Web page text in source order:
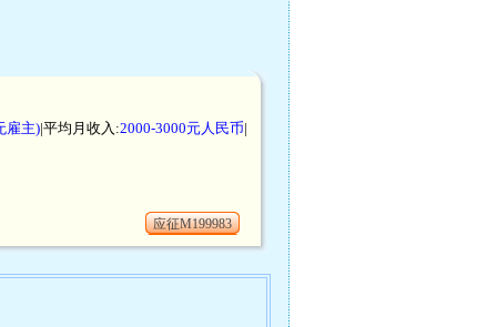
雇主)|平均月收入:2000-3000元人民币|
应征M199983